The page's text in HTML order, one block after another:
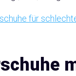
für